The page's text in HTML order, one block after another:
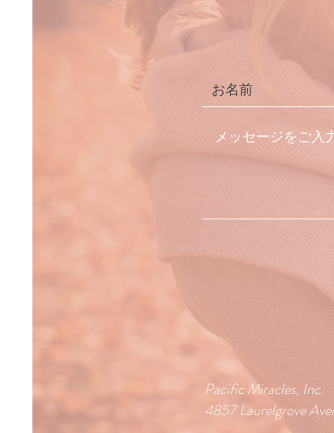
Pacific Miracles, Inc.
4857 Laurelgrove